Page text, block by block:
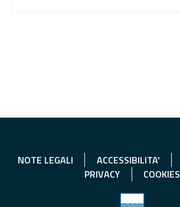
NOTE LEGALI ACCESSIBILITA'
PRIVACY
COOKIES